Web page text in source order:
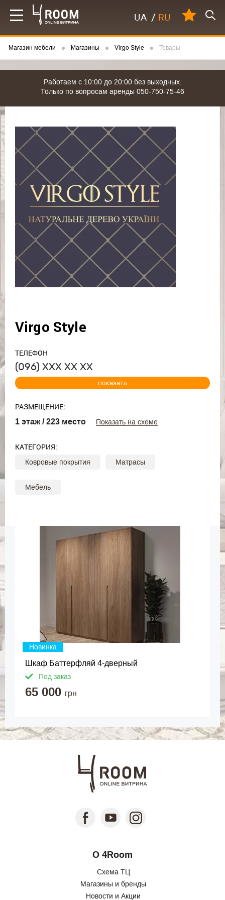
UA / RU
Магазин мебели Магазины Virgo Style Товары
Работаем с 10:00 до 20:00 без выходных.
Только по вопросам аренды 050-750-75-46
Virgo Style
ТЕЛЕФОН
(096) ХХХ ХХ ХХ
показать
РАЗМЕЩЕНИЕ:
1 этаж / 223 место Показать на схеме
КАТЕГОРИЯ:
Ковровые покрытия Матрасы
Мебель
Новинка
Шкаф Баттерфляй 4-дверный
Под заказ
65 000 грн
О 4Room
Схема ТЦ
Магазины и бренды
Новости и Акции